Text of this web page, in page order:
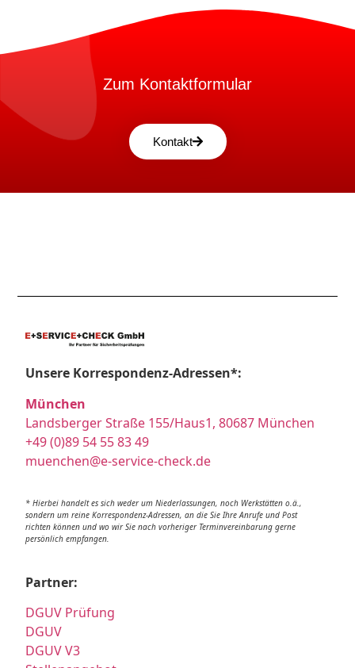
Zum Kontaktformular
Kontakt
Unsere Korrespondenz-Adressen*:
München
Landsberger Straße 155/Haus1, 80687 München
+49 (0)89 54 55 83 49
muenchen@e-service-check.de
* Hierbei handelt es sich weder um Niederlassungen, noch Werkstätten o.ä.,
sondern um reine Korrespondenz-Adressen, an die Sie Ihre Anrufe und Post
richten können und wo wir Sie nach vorheriger Terminvereinbarung gerne
persönlich empfangen.
Partner:
DGUV Prüfung
DGUV
DGUV V3